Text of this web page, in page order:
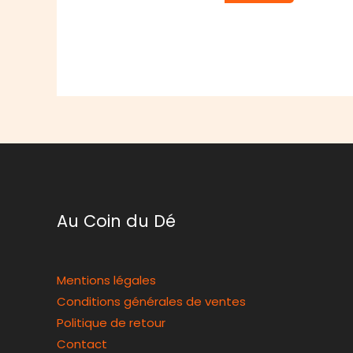
Au Coin du Dé
Mentions légales
Conditions générales de ventes
Politique de retour
Contact